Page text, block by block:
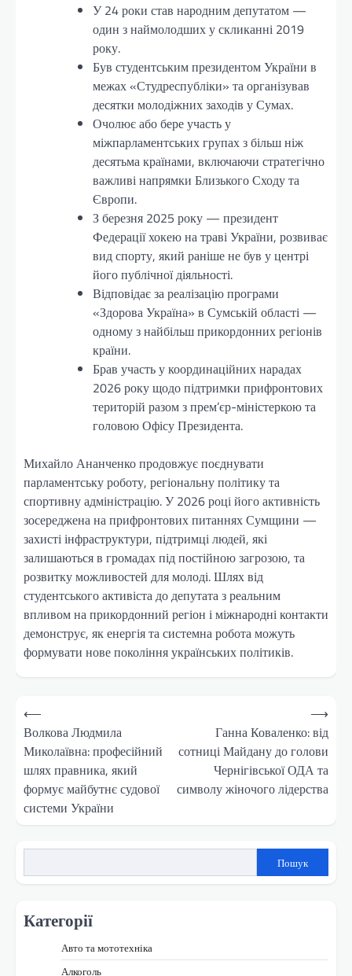
У 24 роки став народним депутатом —
один з наймолодших у скликанні 2019
року.
Був студентським президентом України в
межах «Студреспубліки» та організував
десятки молодіжних заходів у Сумах.
Очолює або бере участь у
міжпарламентських групах з більш ніж
десятьма країнами, включаючи стратегічно
важливі напрямки Близького Сходу та
Європи.
З березня 2025 року — президент
Федерації хокею на траві України, розвиває
вид спорту, який раніше не був у центрі
його публічної діяльності.
Відповідає за реалізацію програми
«Здорова Україна» в Сумській області —
одному з найбільш прикордонних регіонів
країни.
Брав участь у координаційних нарадах
2026 року щодо підтримки прифронтових
територій разом з прем’єр-міністеркою та
головою Офісу Президента.
Михайло Ананченко продовжує поєднувати
парламентську роботу, регіональну політику та
спортивну адміністрацію. У 2026 році його активність
зосереджена на прифронтових питаннях Сумщини —
захисті інфраструктури, підтримці людей, які
залишаються в громадах під постійною загрозою, та
розвитку можливостей для молоді. Шлях від
студентського активіста до депутата з реальним
впливом на прикордонний регіон і міжнародні контакти
демонструє, як енергія та системна робота можуть
формувати нове покоління українських політиків.
Навігація
записів
⟵
Волкова Людмила
Миколаївна: професійний
шлях правника, який
формує майбутнє судової
системи України
Ганна Коваленко: від
сотниці Майдану до голови
Чернігівської ОДА та
символу жіночого лідерства
⟶
Пошук
Категорії
Авто та мототехніка
Алкоголь